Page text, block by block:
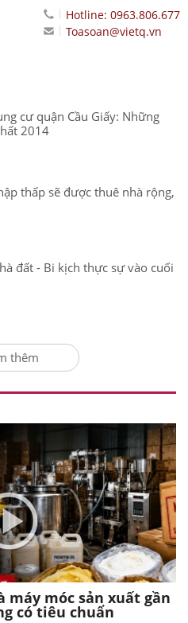
Hotline: 0963.806.677
Toasoan@vietq.vn
cư quận Cầu Giấy: Những
2014
thấp sẽ được thuê nhà rộng,
đất - Bi kịch thực sự vào cuối
thêm
máy móc sản xuất gần
có tiêu chuẩn